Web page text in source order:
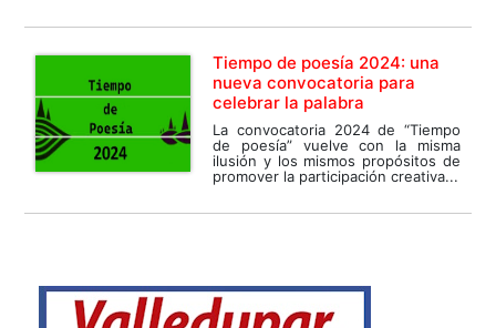
Tiempo de poesía 2024: una
nueva convocatoria para
celebrar la palabra
La convocatoria 2024 de “Tiempo
de poesía” vuelve con la misma
ilusión y los mismos propósitos de
promover la participación creativa...